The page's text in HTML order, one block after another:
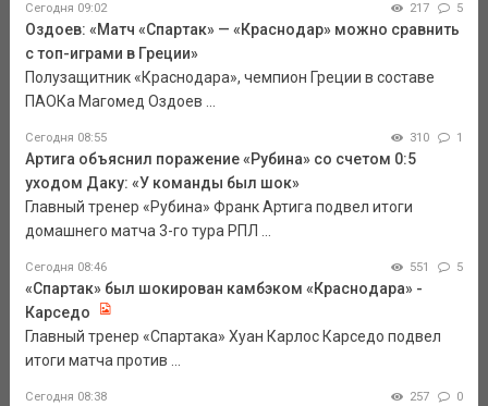
Сегодня 09:02 217 5
Оздоев: «Матч «Спартак» — «Краснодар» можно сравнить
с топ-играми в Греции»
Полузащитник «Краснодара», чемпион Греции в составе
ПАОКа Магомед Оздоев ...
Сегодня 08:55 310 1
Артига объяснил поражение «Рубина» со счетом 0:5
уходом Даку: «У команды был шок»
Главный тренер «Рубина» Франк Артига подвел итоги
домашнего матча 3-го тура РПЛ ...
Сегодня 08:46 551 5
«Спартак» был шокирован камбэком «Краснодара» -
Карседо
Главный тренер «Спартака» Хуан Карлос Карседо подвел
итоги матча против ...
Сегодня 08:38 257 0